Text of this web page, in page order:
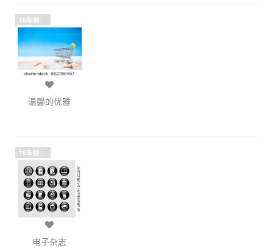
16年前：
温馨的优雅
16年前：
电子杂志